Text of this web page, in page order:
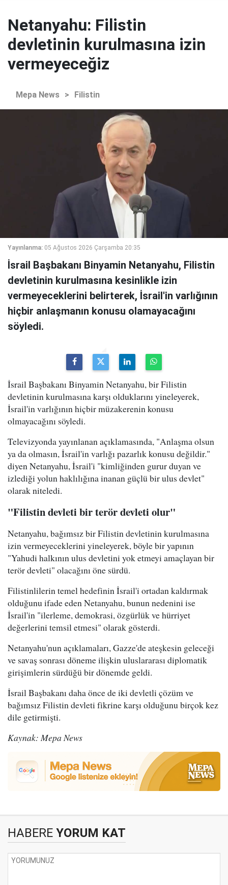
Netanyahu: Filistin
devletinin kurulmasına izin
vermeyeceğiz
Mepa News > Filistin
Yayınlanma: 05 Ağustos 2026 Çarşamba 20:35
İsrail Başbakanı Binyamin Netanyahu, Filistin
devletinin kurulmasına kesinlikle izin
vermeyeceklerini belirterek, İsrail'in varlığının
hiçbir anlaşmanın konusu olamayacağını
söyledi.
İsrail Başbakanı Binyamin Netanyahu, bir Filistin
devletinin kurulmasına karşı olduklarını yineleyerek,
İsrail'in varlığının hiçbir müzakerenin konusu
olmayacağını söyledi.
Televizyonda yayınlanan açıklamasında, "Anlaşma olsun
ya da olmasın, İsrail'in varlığı pazarlık konusu değildir."
diyen Netanyahu, İsrail'i "kimliğinden gurur duyan ve
izlediği yolun haklılığına inanan güçlü bir ulus devlet"
olarak niteledi.
"Filistin devleti bir terör devleti olur"
Netanyahu, bağımsız bir Filistin devletinin kurulmasına
izin vermeyeceklerini yineleyerek, böyle bir yapının
"Yahudi halkının ulus devletini yok etmeyi amaçlayan bir
terör devleti" olacağını öne sürdü.
Filistinlilerin temel hedefinin İsrail'i ortadan kaldırmak
olduğunu ifade eden Netanyahu, bunun nedenini ise
İsrail'in "ilerleme, demokrasi, özgürlük ve hürriyet
değerlerini temsil etmesi" olarak gösterdi.
Netanyahu'nun açıklamaları, Gazze'de ateşkesin geleceği
ve savaş sonrası döneme ilişkin uluslararası diplomatik
girişimlerin sürdüğü bir dönemde geldi.
İsrail Başbakanı daha önce de iki devletli çözüm ve
bağımsız Filistin devleti fikrine karşı olduğunu birçok kez
dile getirmişti.
Kaynak: Mepa News
HABERE YORUM KAT